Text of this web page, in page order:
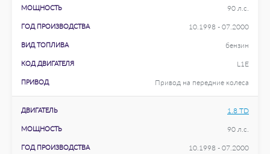
МОЩНОСТЬ 90 л.с.
ГОД ПРОИЗВОДСТВА 10.1998 - 07.2000
ВИД ТОПЛИВА бензин
КОД ДВИГАТЕЛЯ L1E
ПРИВОД Привод на передние колеса
ДВИГАТЕЛЬ 1.8 TD
МОЩНОСТЬ 90 л.с.
ГОД ПРОИЗВОДСТВА 10.1998 - 07.2000